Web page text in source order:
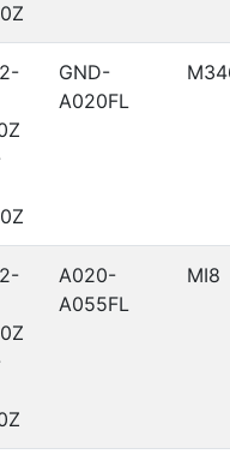
GND-
A020FL
A020-
A055FL
MI8